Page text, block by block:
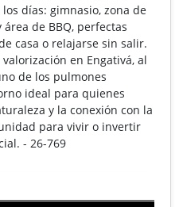
días: gimnasio, zona de
de BBQ, perfectas
casa o relajarse sin salir.
en Engativá, al
de los pulmones
ideal para quienes
y la conexión con la
para vivir o invertir
- 26-769